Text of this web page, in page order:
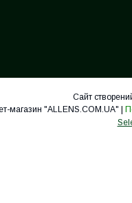
Сайт